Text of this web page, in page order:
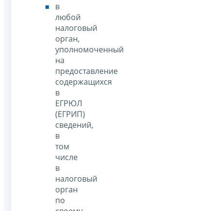
в
любой
налоговый
орган,
уполномоченный
на
предоставление
содержащихся
в
ЕГРЮЛ
(ЕГРИП)
сведений,
в
том
числе
в
налоговый
орган
по